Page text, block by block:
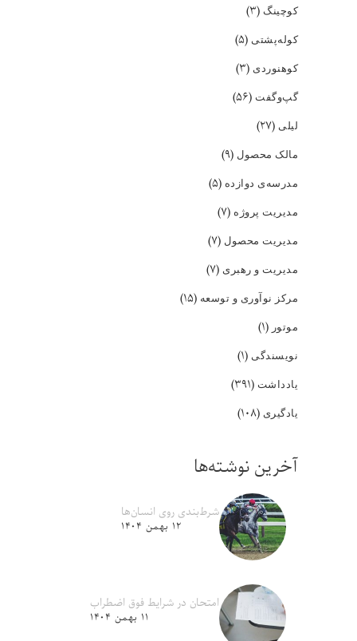
کوچینگ (۳)
کوله‌پشتی (۵)
کوهنوردی (۳)
گپ‌و‌گفت (۵۶)
لیلی (۲۷)
مالک محصول (۹)
مدرسه‌ی دوازده (۵)
مدیریت پروژه (۷)
مدیریت محصول (۷)
مدیریت و رهبری (۷)
مرکز نوآوری و توسعه (۱۵)
موتور (۱)
نویسندگی (۱)
یادداشت (۳۹۱)
یادگیری (۱۰۸)
آخرین نوشته‌ها
شرط‌بندی روی انسان‌ها
۱۲ بهمن ۱۴۰۴
امتحان در شرایط فوق اضطراب
۱۱ بهمن ۱۴۰۴